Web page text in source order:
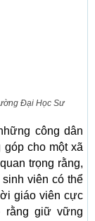
Đại Học Sư
công dân
cho một xã
trọng rằng,
viên có thể
giáo viên cực
rằng giữ vững